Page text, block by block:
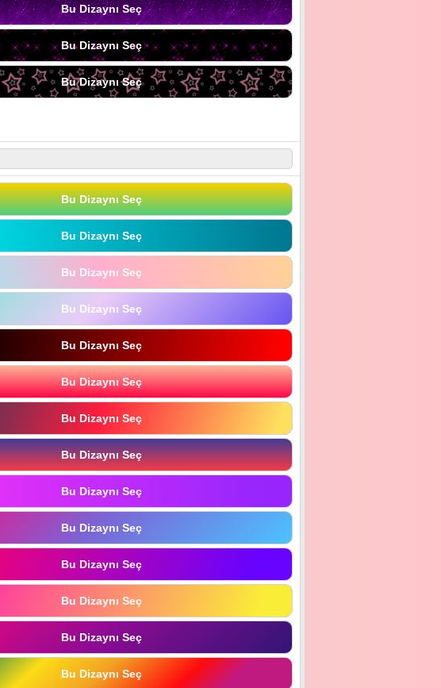
Bu Dizaynı Seç
Bu Dizaynı Seç
Bu Dizaynı Seç
Bu Dizaynı Seç
Bu Dizaynı Seç
Bu Dizaynı Seç
Bu Dizaynı Seç
Bu Dizaynı Seç
Bu Dizaynı Seç
Bu Dizaynı Seç
Bu Dizaynı Seç
Bu Dizaynı Seç
Bu Dizaynı Seç
Bu Dizaynı Seç
Bu Dizaynı Seç
Bu Dizaynı Seç
Bu Dizaynı Seç